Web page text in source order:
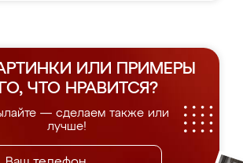
ИЛИ ПРИМЕРЫ
ЧТО НРАВИТСЯ?
— сделаем также или
лучше!